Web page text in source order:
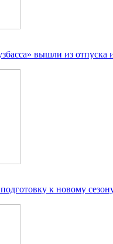
вышли из отпуска
к новому